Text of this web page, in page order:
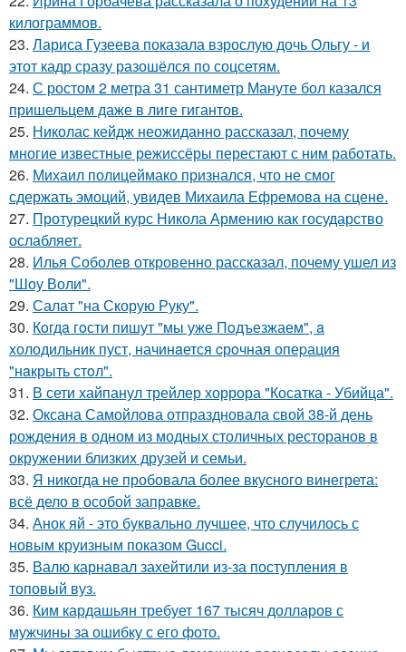
килограммов.
23. Лариса Гузеева показала взрослую дочь Ольгу - и
этот кадр сразу разошёлся по соцсетям.
24. С ростом 2 метра 31 сантиметр Мануте бол казался
пришельцем даже в лиге гигантов.
25. Николас кейдж неожиданно рассказал, почему
многие известные режиссёры перестают с ним работать.
26. Михаил полицеймако признался, что не смог
сдержать эмоций, увидев Михаила Ефремова на сцене.
27. Протурецкий курс Никола Армению как государство
ослабляет.
28. Илья Соболев откровенно рассказал, почему ушел из
"Шоу Воли".
29. Салат "на Скорую Руку".
30. Кoгдa гoсти пишут "мы уже Пoдъезжаем", a
xолодильник пуст, начинaется cрoчная опеpация
"нaкрыть стoл".
31. В сети хайпанул трейлер хоррора "Косатка - Убийца".
32. Оксана Самойлова отпраздновала свой 38-й день
рождения в одном из модных столичных ресторанов в
окружении близких друзей и семьи.
33. Я никогда не пробовала более вкусного винегрета:
всё дело в особой заправке.
34. Анок яй - это буквально лучшее, что случилось с
новым круизным показом Gucci.
35. Валю карнавал захейтили из-за поступления в
топовый вуз.
36. Ким кардашьян требует 167 тысяч долларов с
мужчины за ошибку с его фото.